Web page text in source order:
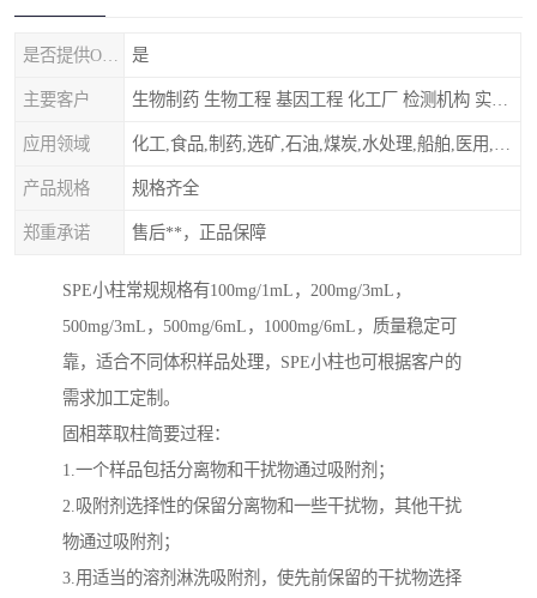
是
主要客户
应用领域
产品规格 规格齐全
郑重承诺 售后**，正品保障
SPE小柱常规规格有100mg/1mL，200mg/3mL，
500mg/3mL，500mg/6mL，1000mg/6mL，质量稳定可
靠，适合不同体积样品处理，SPE小柱也可根据客户的
需求加工定制。
固相萃取柱简要过程：
1.一个样品包括分离物和干扰物通过吸附剂；
2.吸附剂选择性的保留分离物和一些干扰物，其他干扰
物通过吸附剂；
3.用适当的溶剂淋洗吸附剂，使先前保留的干扰物选择